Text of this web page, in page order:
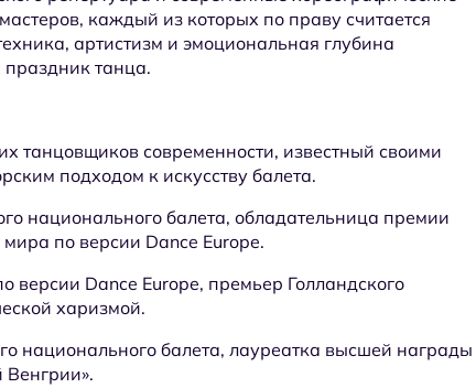
каждый из которых по праву считается
артистизм и эмоциональная глубина
праздник танца.
танцовщиков современности, известный своими
подходом к искусству балета.
национального балета, обладательница премии
по версии Dance Europe.
версии Dance Europe, премьер Голландского
харизмой.
национального балета, лауреатка высшей награды
Венгрии».